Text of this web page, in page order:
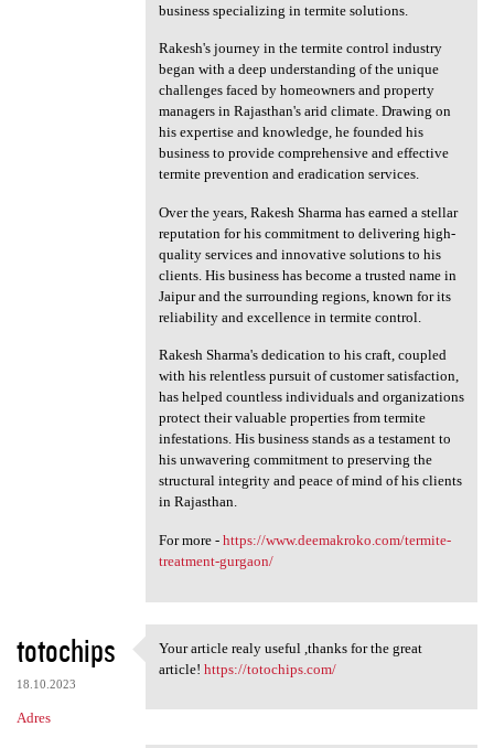
business specializing in termite solutions.
Rakesh's journey in the termite control industry
began with a deep understanding of the unique
challenges faced by homeowners and property
managers in Rajasthan's arid climate. Drawing on
his expertise and knowledge, he founded his
business to provide comprehensive and effective
termite prevention and eradication services.
Over the years, Rakesh Sharma has earned a stellar
reputation for his commitment to delivering high-
quality services and innovative solutions to his
clients. His business has become a trusted name in
Jaipur and the surrounding regions, known for its
reliability and excellence in termite control.
Rakesh Sharma's dedication to his craft, coupled
with his relentless pursuit of customer satisfaction,
has helped countless individuals and organizations
protect their valuable properties from termite
infestations. His business stands as a testament to
his unwavering commitment to preserving the
structural integrity and peace of mind of his clients
in Rajasthan.
For more - https://www.deemakroko.com/termite-
treatment-gurgaon/
totochips
18.10.2023
Adres
Your article realy useful
Your article realy useful ,thanks for the great
article! https://totochips.com/